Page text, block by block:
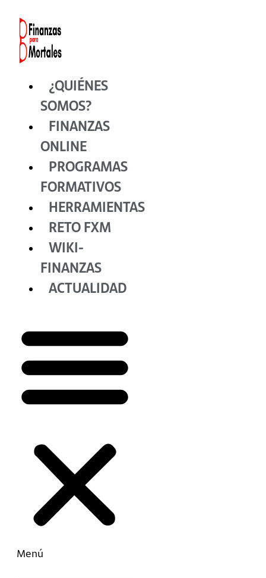
contenido
¿QUIÉNES
SOMOS?
FINANZAS
ONLINE
PROGRAMAS
FORMATIVOS
HERRAMIENTAS
RETO FXM
WIKI-
FINANZAS
ACTUALIDAD
Menú